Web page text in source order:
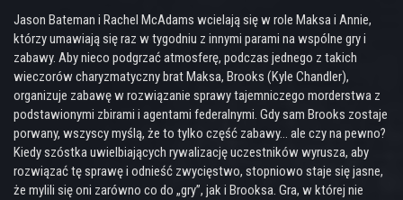
Jason Bateman i Rachel McAdams wcielają się w role Maksa i Annie,
którzy umawiają się raz w tygodniu z innymi parami na wspólne gry i
zabawy. Aby nieco podgrzać atmosferę, podczas jednego z takich
wieczorów charyzmatyczny brat Maksa, Brooks (Kyle Chandler),
organizuje zabawę w rozwiązanie sprawy tajemniczego morderstwa z
podstawionymi zbirami i agentami federalnymi. Gdy sam Brooks zostaje
porwany, wszyscy myślą, że to tylko część zabawy... ale czy na pewno?
Kiedy szóstka uwielbiających rywalizację uczestników wyrusza, aby
rozwiązać tę sprawę i odnieść zwycięstwo, stopniowo staje się jasne,
że mylili się oni zarówno co do „gry”, jak i Brooksa. Gra, w której nie